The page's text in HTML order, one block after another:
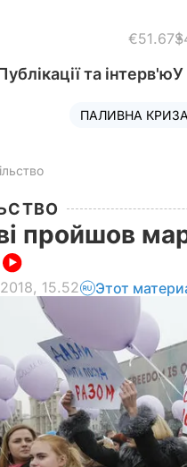
€51.67
та інтерв'юУ
ПАЛИВНА
пройшов
15.52 Этот